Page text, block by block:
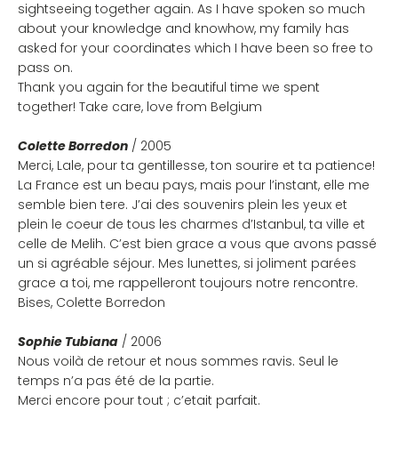
sightseeing together again. As I have spoken so much
about your knowledge and knowhow, my family has
asked for your coordinates which I have been so free to
pass on.
Thank you again for the beautiful time we spent
together! Take care, love from Belgium
Colette Borredon / 2005
Merci, Lale, pour ta gentillesse, ton sourire et ta patience!
La France est un beau pays, mais pour l’instant, elle me
semble bien tere. J’ai des souvenirs plein les yeux et
plein le coeur de tous les charmes d’Istanbul, ta ville et
celle de Melih. C’est bien grace a vous que avons passé
un si agréable séjour. Mes lunettes, si joliment parées
grace a toi, me rappelleront toujours notre rencontre.
Bises, Colette Borredon
Sophie Tubiana / 2006
Nous voilà de retour et nous sommes ravis. Seul le
temps n’a pas été de la partie.
Merci encore pour tout ; c’etait parfait.